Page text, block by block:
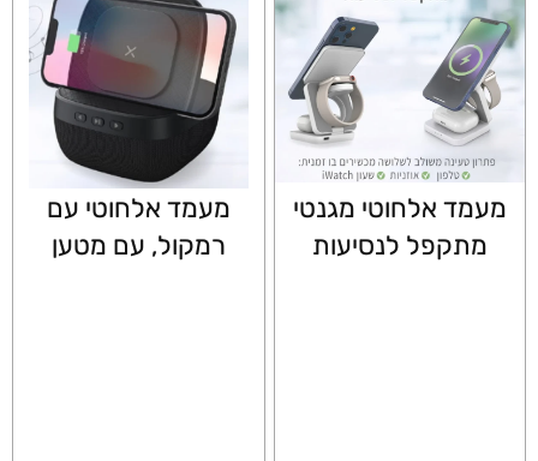
מעמד אלחוטי מגנטי
מתקפל לנסיעות
מעמד אלחוטי עם
רמקול, עם מטען